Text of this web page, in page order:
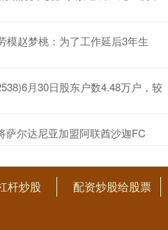
模赵梦桃：为了工作延后3年生
月30日股东户数4.48万户，较
萨尔达尼亚加盟阿联酋沙迦FC
杆炒股 配资炒股给股票